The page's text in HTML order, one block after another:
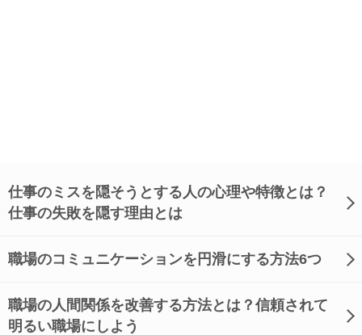
仕事のミスを隠そうとする人の心理や特徴とは？
仕事の失敗を隠す理由とは
職場のコミュニケーションを円滑にする方法6つ
職場の人間関係を改善する方法とは？信頼されて
明るい職場にしよう